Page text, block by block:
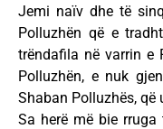
Jemi naïv dhe të
Polluzhën që e
trëndafila në varrin e
Polluzhën, e nuk
Shaban Polluzhës,
Sa herë më bie